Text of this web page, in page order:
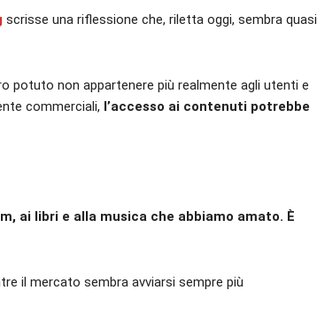
scrisse una riflessione che, riletta oggi, sembra quasi
potuto non appartenere più realmente agli utenti e
commerciali, l’accesso ai contenuti potrebbe
ai libri e alla musica che abbiamo amato. È
il mercato sembra avviarsi sempre più